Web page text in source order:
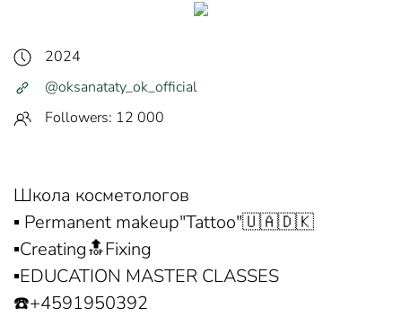
2024
@oksanataty_ok_official
Followers: 12 000
Школа косметологов
▪️ Permanent makeup"Tattoo"🇺🇦🇩🇰
▪️Creating🔝Fixing
▪️EDUCATION MASTER CLASSES
☎️+4591950392